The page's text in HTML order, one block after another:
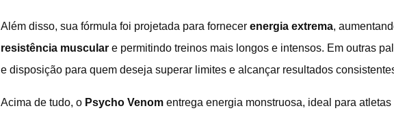
Além disso, sua fórmula foi projetada para fornecer energia extrema,
resistência muscular e permitindo treinos mais longos e intensos. Em outras
e disposição para quem deseja superar limites e alcançar resultados
Acima de tudo, o Psycho Venom entrega energia monstruosa, ideal para